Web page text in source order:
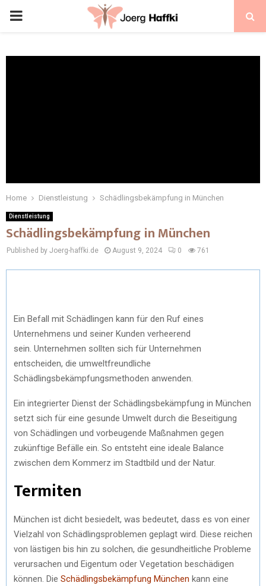
Home Dienstleistung Schädlingsbekämpfung in München
Dienstleistung
Schädlingsbekämpfung in München
Published by Joerg-haffki.de August 9, 2024 0 761
Ein Befall mit Schädlingen kann für den Ruf eines
Unternehmens und seiner Kunden verheerend
sein. Unternehmen sollten sich für Unternehmen
entscheiden, die umweltfreundliche
Schädlingsbekämpfungsmethoden anwenden.
Ein integrierter Dienst der Schädlingsbekämpfung in München
setzt sich für eine gesunde Umwelt durch die Beseitigung
von Schädlingen und vorbeugende Maßnahmen gegen
zukünftige Befälle ein. So entsteht eine ideale Balance
zwischen dem Kommerz im Stadtbild und der Natur.
Termiten
München ist dicht besiedelt, was bedeutet, dass es von einer
Vielzahl von Schädlingsproblemen geplagt wird. Diese reichen
von lästigen bis hin zu solchen, die gesundheitliche Probleme
verursachen und Eigentum oder Vegetation beschädigen
können. Die Schädlingsbekämpfung München kann eine